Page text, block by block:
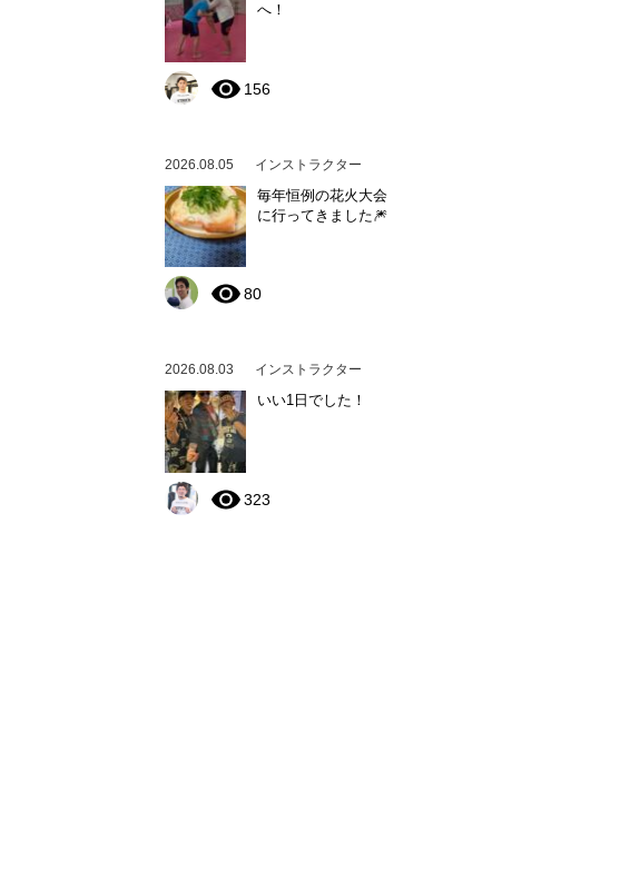
へ！
156
2026.08.05 インストラクター
毎年恒例の花火大会
に行ってきました🎆
80
2026.08.03 インストラクター
いい1日でした！
323